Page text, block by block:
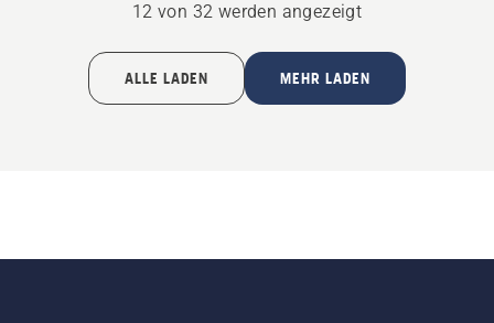
12 von 32 werden angezeigt
ALLE LADEN MEHR LADEN